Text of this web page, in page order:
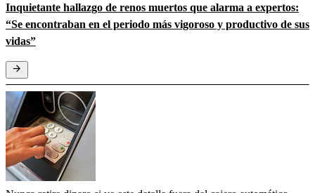
Inquietante hallazgo de renos muertos que alarma a expertos:
“Se encontraban en el periodo más vigoroso y productivo de sus
vidas”